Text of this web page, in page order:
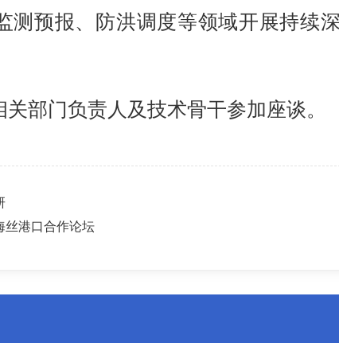
测预报、防洪调度等领域开展持续
部门负责人及技术骨干参加座谈。
丝港口合作论坛